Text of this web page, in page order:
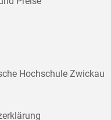
Hochschule Zwickau